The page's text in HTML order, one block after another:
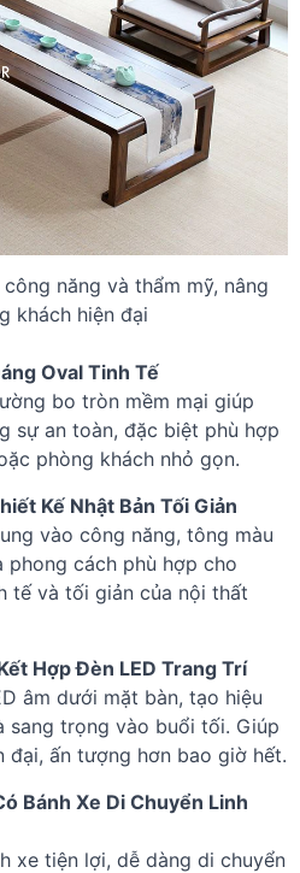
năng và thẩm mỹ, nâng
khách hiện đại
Oval Tinh Tế
bo tròn mềm mại giúp
sự an toàn, đặc biệt phù hợp
phòng khách nhỏ gọn.
Kế Nhật Bản Tối Giản
vào công năng, tông màu
cách phù hợp cho
tế và tối giản của nội thất
Hợp Đèn LED Trang Trí
âm dưới mặt bàn, tạo hiệu
sang trọng vào buổi tối. Giúp
đại, ấn tượng hơn bao giờ hết.
Bánh Xe Di Chuyển Linh
xe tiện lợi, dễ dàng di chuyển